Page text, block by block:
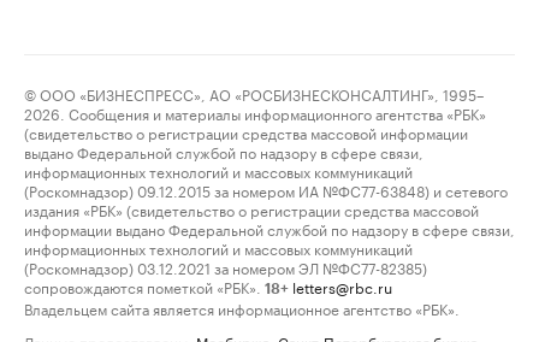
© ООО «БИЗНЕСПРЕСС», АО «РОСБИЗНЕСКОНСАЛТИНГ», 1995–
2026. Сообщения и материалы информационного агентства «РБК»
(свидетельство о регистрации средства массовой информации
выдано Федеральной службой по надзору в сфере связи,
информационных технологий и массовых коммуникаций
(Роскомнадзор) 09.12.2015 за номером ИА №ФС77-63848) и сетевого
издания «РБК» (свидетельство о регистрации средства массовой
информации выдано Федеральной службой по надзору в сфере связи,
информационных технологий и массовых коммуникаций
(Роскомнадзор) 03.12.2021 за номером ЭЛ №ФС77-82385)
сопровождаются пометкой «РБК».
18+ letters@rbc.ru
Владельцем сайта является информационное агентство «РБК».